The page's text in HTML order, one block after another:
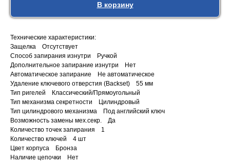
В корзину
Технические характеристики:
Защелка Отсутствует
Способ запирания изнутри Ручкой
Дополнительное запирание изнутри Нет
Автоматическое запирание Не автоматическое
Удаление ключевого отверстия (Backset) 55 мм
Тип ригелей Классический/Прямоугольный
Тип механизма секретности Цилиндровый
Тип цилиндрового механизма Под английский ключ
Возможность замены мех.секр. Да
Количество точек запирания 1
Количество ключей 4 шт
Цвет корпуса Бронза
Наличие цепочки Нет